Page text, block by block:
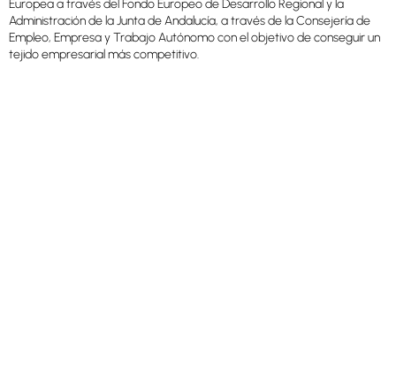
Europea a través del Fondo Europeo de Desarrollo Regional y la
Administración de la Junta de Andalucía, a través de la Consejería de
Empleo, Empresa y Trabajo Autónomo con el objetivo de conseguir un
tejido empresarial más competitivo.